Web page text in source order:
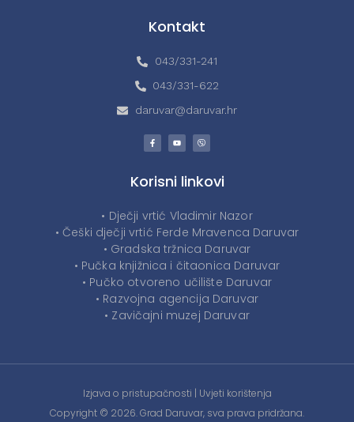
Kontakt
043/331-241
043/331-622
daruvar@daruvar.hr
Korisni linkovi
• Dječji vrtić Vladimir Nazor
• Češki dječji vrtić Ferde Mravenca Daruvar
• Gradska tržnica Daruvar
• Pučka knjižnica i čitaonica Daruvar
• Pučko otvoreno učilište Daruvar
• Razvojna agencija Daruvar
• Zavičajni muzej Daruvar
Izjava o pristupačnosti | Uvjeti korištenja
Copyright © 2026. Grad Daruvar, sva prava pridržana.